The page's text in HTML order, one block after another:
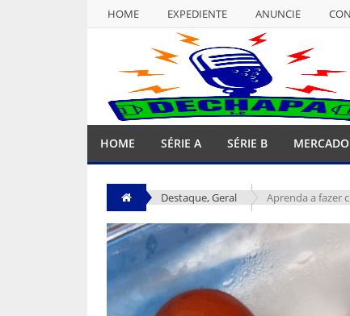
HOME EXPEDIENTE ANUNCIE
EXPEDIENTE ANUNCIE
HOME SÉRIE A SÉRIE B
Destaque,Geral Aprenda a fazer